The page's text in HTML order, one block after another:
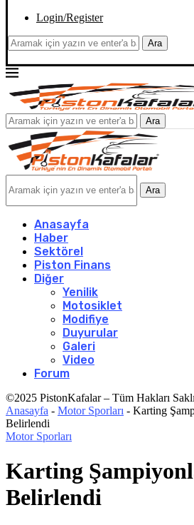
Login/Register
Ara
Ara
Ara
Anasayfa
Haber
Sektörel
Piston Finans
Diğer
Yenilik
Motosiklet
Modifiye
Duyurular
Galeri
Video
Forum
©2025 PistonKafalar – Tüm Hakları
Anasayfa - Motor Sporları - Karting
Belirlendi
Motor Sporları
Karting
Belirlendi